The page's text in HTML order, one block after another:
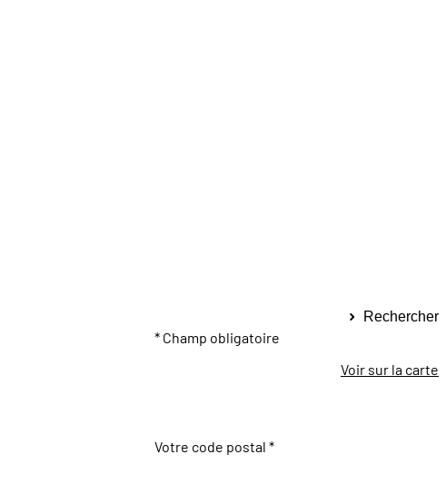
Votre code postal *
Rechercher
* Champ obligatoire
Voir sur la carte